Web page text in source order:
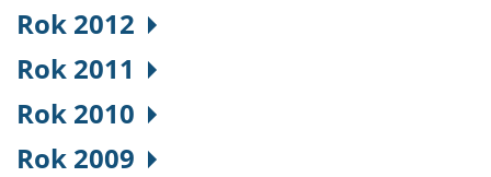
Rok 2012
Rok 2011
Rok 2010
Rok 2009